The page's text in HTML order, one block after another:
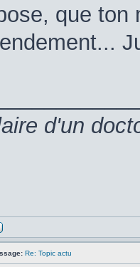
que ton
d'un
Re: Topic actu